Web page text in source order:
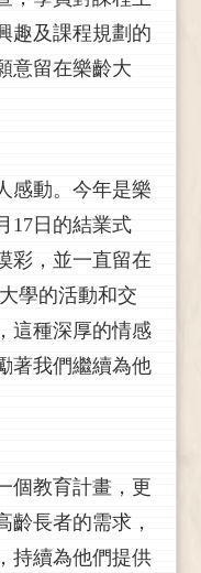
趣及課程規劃的
意留在樂齡大
感動。今年是樂
17日的結業式
彩，並一直留在
學的活動和交
這種深厚的情感
著我們繼續為他
個教育計畫，更
齡長者的需求，
持續為他們提供